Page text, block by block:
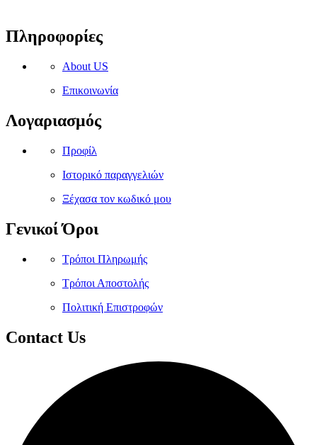
Πληροφορίες
About US
Επικοινωνία
Λογαριασμός
Προφίλ
Ιστορικό παραγγελιών
Ξέχασα τον κωδικό μου
Γενικοί Όροι
Τρόποι Πληρωμής
Τρόποι Αποστολής
Πολιτική Επιστροφών
Contact Us